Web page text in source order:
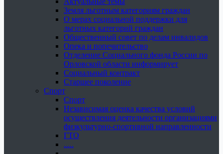
Земля льготным категориям граждан
О мерах социальной поддержки для
льготных категорий граждан
Общественный совет по делам инвалидов
Опека и попечительство
Отделение Социального фонда России по
Орловской области информирует
Социальный контракт
Старшее поколение
Спорт
Спорт
Независимая оценка качества условий
осуществления деятельности организациями
физкультурно-спортивной направленности
ГТО
.....